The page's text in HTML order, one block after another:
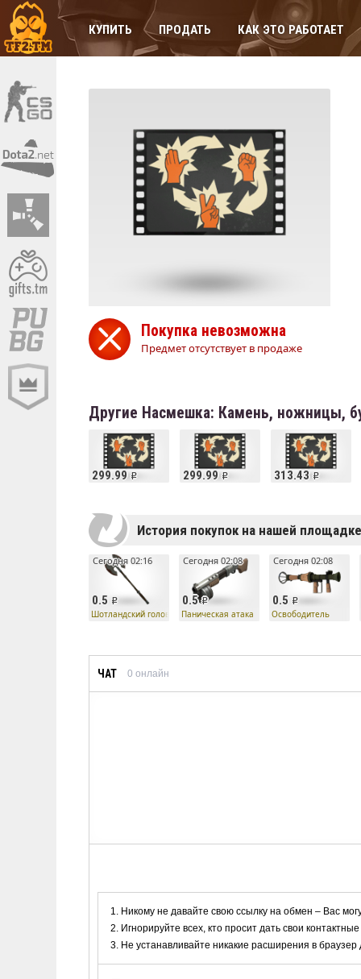
КУПИТЬ ПРОДАТЬ КАК ЭТО РАБОТАЕТ
Покупка невозможна
Предмет отсутствует в продаже
Другие Насмешка: Камень, ножницы,
299.99 299.99 313.43
История покупок на нашей площадке
0.5
Сегодня 02:16
Шотландский головорез
0.5
Сегодня 02:08
Паническая атака
0.5
Сегодня 02:08
Освободитель
ЧАТ 0 онлайн
Никому не давайте свою ссылку на обмен – Вас
Игнорируйте всех, кто просит дать свои
Не устанавливайте никакие расширения в